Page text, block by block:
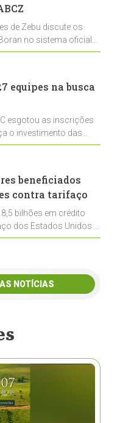
de Zebu discute os
no sistema oficial
sua expansão na
equipes na busca
esgotou as inscrições
o investimento das
Crioulos voltados
beneficiados
contra tarifaço
bilhões em crédito
dos Estados Unidos e
NOTÍCIAS